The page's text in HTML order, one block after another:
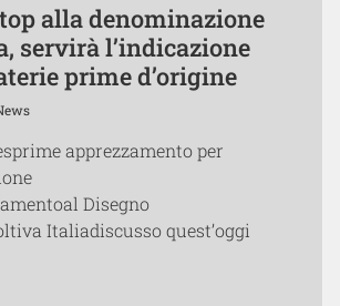
alla denominazione
servirà l’indicazione
prime d’origine
apprezzamento per
Disegno
Italiadiscusso quest’oggi